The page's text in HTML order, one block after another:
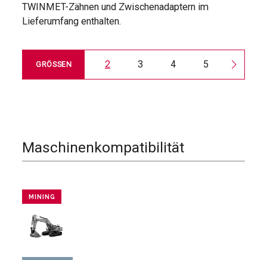
TWINMET-Zähnen und Zwischenadaptern im
Lieferumfang enthalten.
GRÖSSEN 2 3 4 5 6
Maschinenkompatibilität
MINING